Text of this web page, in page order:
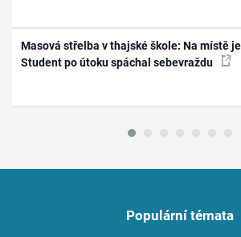
Masová střelba v thajské škole: Na místě
Student po útoku spáchal sebevraždu
Populární témata